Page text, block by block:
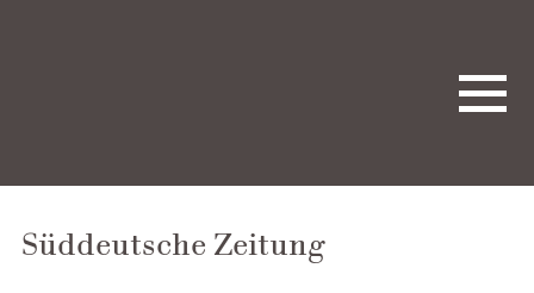
Süddeutsche Zeitung